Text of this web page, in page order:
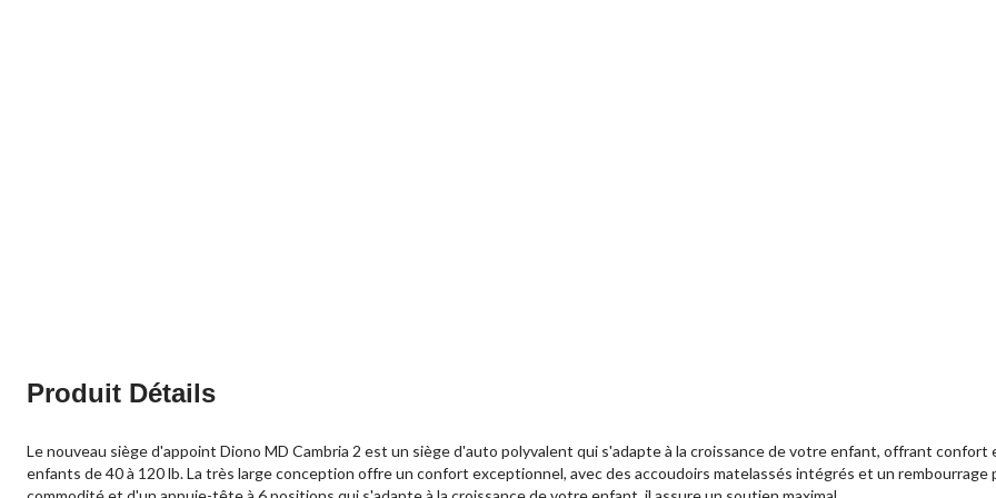
Produit Détails
Le nouveau siège d'appoint Diono MD Cambria 2 est un siège d'auto polyvalent qui s'adapte à la croissance de votre enfant, offrant
enfants de 40 à 120 lb. La très large conception offre un confort exceptionnel, avec des accoudoirs matelassés intégrés et un